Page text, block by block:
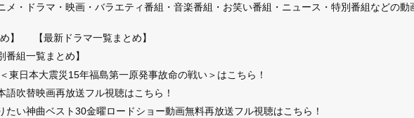
メ・ドラマ・映画・バラエティ番組・音楽番組・お笑い番組・ニュース・特別番組などの動
】
【最新ドラマ一覧まとめ】
組一覧まとめ】
東日本大震災15年福島第一原発事故命の戦い＞はこちら！
語吹替映画再放送フル視聴はこちら！
い神曲ベスト30金曜ロードショー動画無料再放送フル視聴はこちら！